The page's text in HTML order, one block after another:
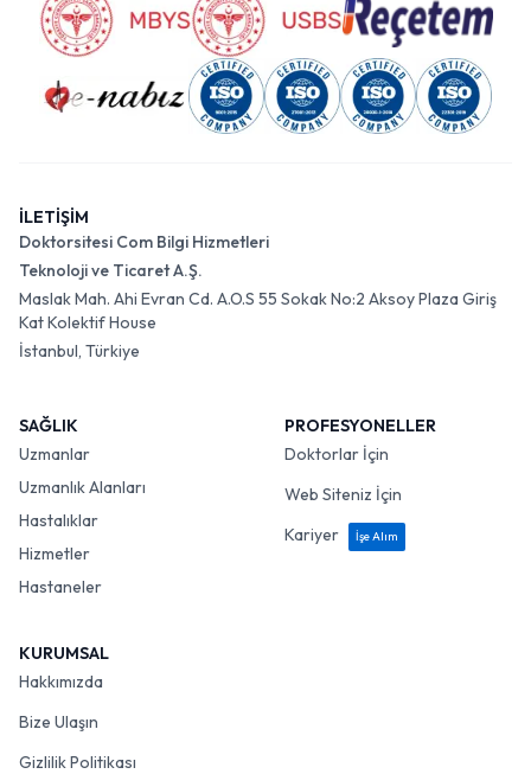
İLETİŞİM
Doktorsitesi Com Bilgi Hizmetleri
Teknoloji ve Ticaret A.Ş.
Maslak Mah. Ahi Evran Cd. A.O.S 55 Sokak No:2 Aksoy Plaza Giriş
Kat Kolektif House
İstanbul, Türkiye
SAĞLIK
Uzmanlar
Uzmanlık Alanları
Hastalıklar
Hizmetler
Hastaneler
PROFESYONELLER
Doktorlar İçin
Web Siteniz İçin
Kariyer
İşe Alım
KURUMSAL
Hakkımızda
Bize Ulaşın
Gizlilik Politikası